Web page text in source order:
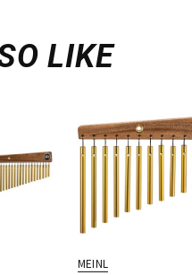
LIKE
MEINL